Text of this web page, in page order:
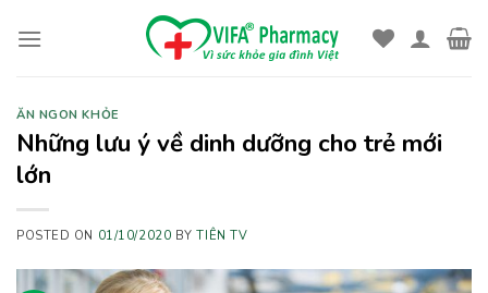
ĂN NGON KHỎE
Những lưu ý về dinh dưỡng cho trẻ mới
lớn
POSTED ON 01/10/2020 BYTIÊN TV